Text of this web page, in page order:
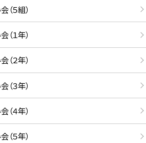
５組）
１年）
２年）
３年）
４年）
５年）